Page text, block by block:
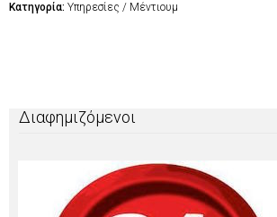
Κατηγορία: Υπηρεσίες / Μέντιουμ
Διαφημιζόμενοι